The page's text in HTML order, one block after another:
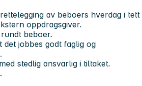
av beboers hverdag i tett
oppdragsgiver.
beboer.
det jobbes godt faglig og
stedlig ansvarlig i tiltaket.